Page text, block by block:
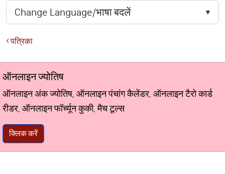
पत्रिका
ऑनलाइन ज्योतिष
ऑनलाइन अंक ज्योतिष, ऑनलाइन पंचांग कैलेंडर, ऑनलाइन टैरो कार्ड
रीडर, ऑनलाइन फॉर्च्यून कुकी, मैच टूल्स
क्लिक करें